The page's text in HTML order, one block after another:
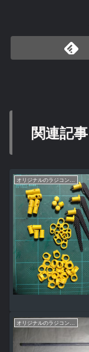
関連記事
オリジナルのラジコンヨットの作り方（IOM AWANAMI編）
オリジナルのラジコンヨットの作り方（IOM AWANAMI編）